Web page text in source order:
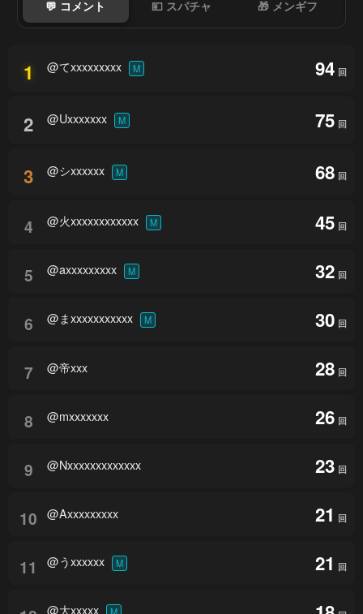
💬 コメント 💴 スパチャ 🎁 メンギフ
1 @てxxxxxxxxx M 94 回
2 @Uxxxxxxx M 75 回
3 @シxxxxxx M 68 回
4 @火xxxxxxxxxxxx M 45 回
5 @axxxxxxxxx M 32 回
6 @まxxxxxxxxxxx M 30 回
7 @帝xxx 28 回
8 @mxxxxxxx 26 回
9 @Nxxxxxxxxxxxxx 23 回
10 @Axxxxxxxxx 21 回
11 @うxxxxxx M 21 回
@大xxxxx